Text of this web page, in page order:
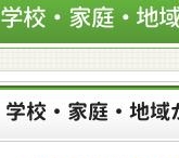
学校・家庭・地
学校・家庭・地